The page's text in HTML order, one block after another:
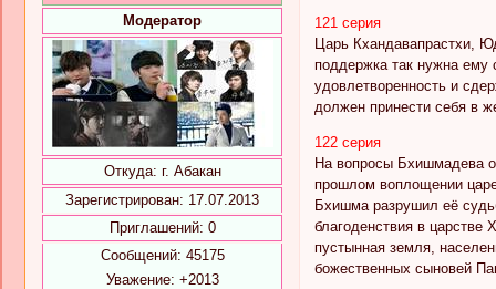
Модератор
Откуда: г. Абакан
Зарегистрирован: 17.07.2013
Приглашений: 0
Сообщений: 45175
Уважение: +2013
121 серия
Царь Кхандавапрастхи,
поддержка так нужна ему
удовлетворенность и
должен принести себя в
122 серия
На вопросы Бхишмадева
прошлом воплощении
Бхишма разрушил её
благоденствия в
пустынная земля,
божественных сыновей